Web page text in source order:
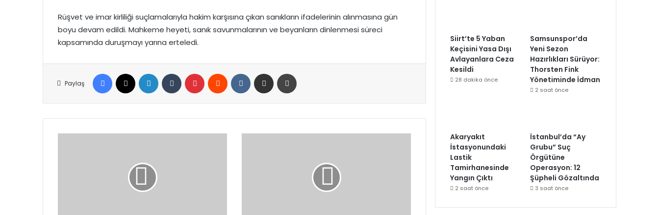
Rüşvet ve imar kirliliği suçlamalarıyla hakim karşısına çıkan sanıkların ifadelerinin alınmasına gün
boyu devam edildi. Mahkeme heyeti, sanık savunmalarının ve beyanların dinlenmesi süreci
kapsamında duruşmayı yarına erteledi.
Paylaş
Facebook LinkedIn Tumblr Pinterest Reddit VKontakteE-Posta ile paylaş
Siirt’te 5 Yaban
Keçisini Yasa Dışı
Avlayanlara Ceza
Kesildi
28 dakika önce
Samsunspor’da
Yeni Sezon
Hazırlıkları Sürüyor:
Thorsten Fink
Yönetiminde İdman
2 saat önce
Akaryakıt
İstasyonundaki
Lastik
Tamirhanesinde
Yangın Çıktı
2 saat önce
İstanbul’da “Ay
Grubu” Suç
Örgütüne
Operasyon: 12
Şüpheli Gözaltında
3 saat önce